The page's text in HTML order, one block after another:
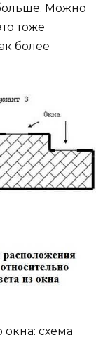
Можно
тоже
более
окна: схема